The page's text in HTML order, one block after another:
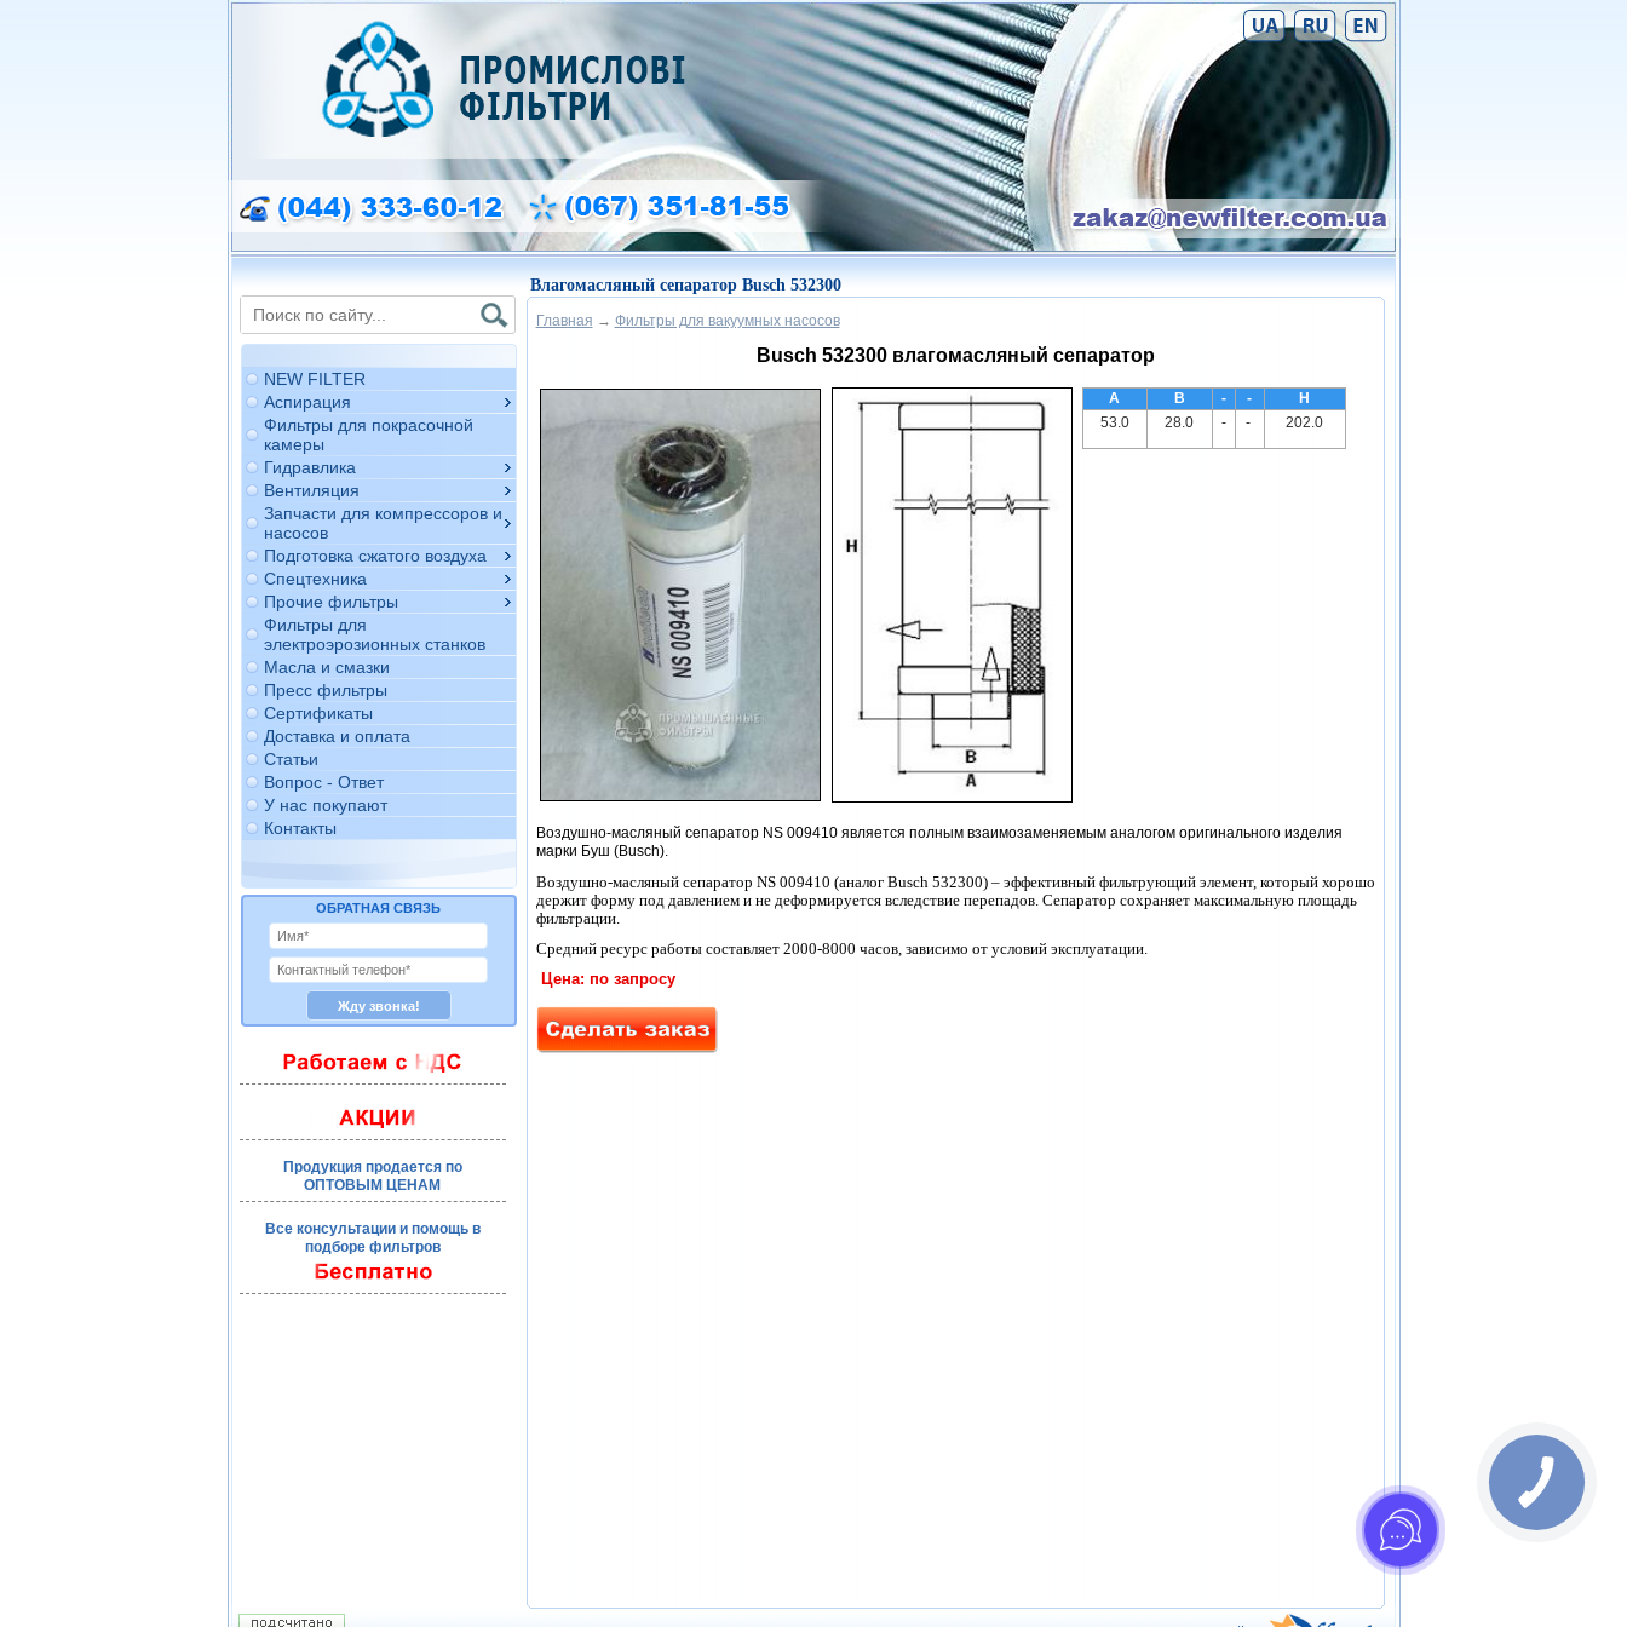
NEW FILTER
Аспирация
Фильтры для покрасочной
камеры
Гидравлика
Вентиляция
Запчасти для компрессоров и
насосов
Подготовка сжатого воздуха
Спецтехника
Прочие фильтры
Фильтры для
электроэрозионных станков
Масла и смазки
Пресс фильтры
Сертификаты
Доставка и оплата
Статьи
Вопрос - Ответ
У нас покупают
Контакты
ОБРАТНАЯ СВЯЗЬ
Продукция продается по
ОПТОВЫМ ЦЕНАМ
Все консультации и помощь в
подборе фильтров
Влагомасляный сепаратор Busch 532300
Главная → Фильтры для вакуумных насосов
Busch 532300 влагомасляный сепаратор
A B - -
H
53.0
28.0 - - 202.0
Воздушно-масляный сепаратор NS 009410 является полным взаимозаменяемым аналогом оригинального изделия
марки Буш (Busch).
Воздушно-масляный сепаратор NS 009410 (аналог Busch 532300) – эффективный фильтрующий элемент, который хорошо
держит форму под давлением и не деформируется вследствие перепадов. Сепаратор сохраняет максимальную площадь
фильтрации.
Средний ресурс работы составляет 2000-8000 часов, зависимо от условий эксплуатации.
Цена: по запросу